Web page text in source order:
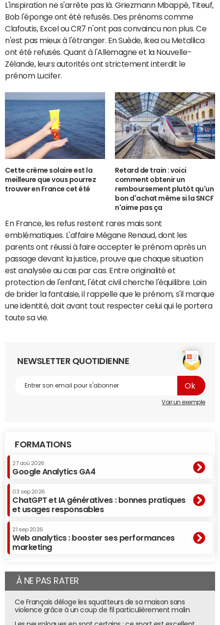
L'inspiration ne s'arrête pas là. Griezmann Mbappé, Titeuf,
Bob l'éponge ont été refusés. Des prénoms comme
Clafoutis, Excel ou CR7 n'ont pas convaincu non plus. Ce
n'est pas mieux à l'étranger. En Suède, Ikea ou Metallica
ont été refusés. Quant à l'Allemagne et la Nouvelle-
Zélande, leurs autorités ont strictement interdit le
prénom Lucifer.
Cette crème solaire est la
meilleure que vous pourrez
trouver en France cet été
Retard de train : voici
comment obtenir un
remboursement plutôt qu'un
bon d'achat même si la SNCF
n'aime pas ça
En France, les refus restent rares mais sont
emblématiques. L'affaire Mégane Renaud, dont les
parents ont réussi à faire accepter le prénom après un
passage devant la justice, prouve que chaque situation
est analysée au cas par cas. Entre originalité et
protection de l'enfant, l'état civil cherche l'équilibre. Loin
de brider la fantaisie, il rappelle que le prénom, s'il marque
une identité, doit avant tout respecter celui qui le portera
toute sa vie.
NEWSLETTER QUOTIDIENNE
Voir un exemple
FORMATIONS
27 aoû 2026
Google Analytics GA4
03 sep 2026
ChatGPT et IA génératives : bonnes pratiques
et usages responsables
21 sep 2026
Web analytics : booster ses performances
marketing
À NE PAS RATER
Ce Français déloge les squatteurs de sa maison sans
violence grâce à un coup de fil particulièrement malin